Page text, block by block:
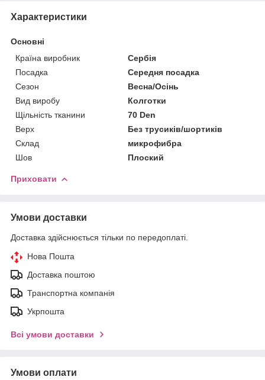
Характеристики
Основні
Країна виробник
Сербія
Посадка
Середня посадка
Сезон
Весна/Осінь
Вид виробу
Колготки
Щільність тканини
70 Den
Верх
Без трусиків/шортиків
Склад
микрофибра
Шов
Плоский
Приховати
Умови доставки
Доставка здійснюється тільки по передоплаті.
Нова Пошта
Доставка поштою
Транспортна компанія
Укрпошта
Всі умови доставки
Умови оплати